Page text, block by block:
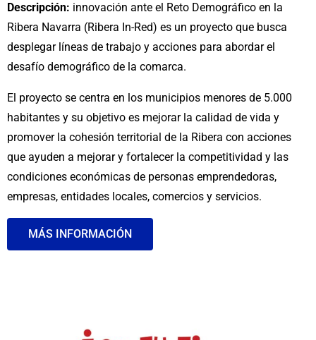
Descripción: innovación ante el Reto Demográfico en la
Ribera Navarra (Ribera In-Red) es un proyecto que busca
desplegar líneas de trabajo y acciones para abordar el
desafío demográfico de la comarca.
El proyecto se centra en los municipios menores de 5.000
habitantes y su objetivo es mejorar la calidad de vida y
promover la cohesión territorial de la Ribera con acciones
que ayuden a mejorar y fortalecer la competitividad y las
condiciones económicas de personas emprendedoras,
empresas, entidades locales, comercios y servicios.
MÁS INFORMACIÓN